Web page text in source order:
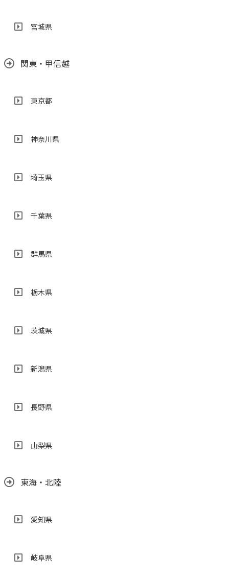
宮城県
関東・甲信越
東京都
神奈川県
埼玉県
千葉県
群馬県
栃木県
茨城県
新潟県
長野県
山梨県
東海・北陸
愛知県
岐阜県